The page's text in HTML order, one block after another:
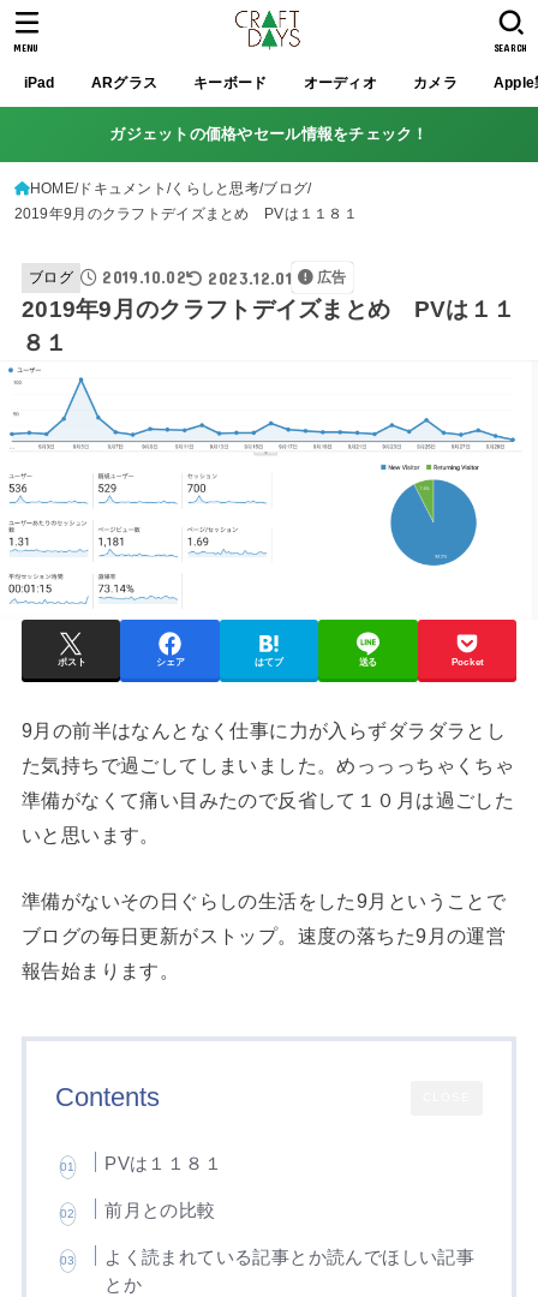
iPad ARグラス キーボード オーディオ カメラ Apple
SEARCH
MENU
ガジェットの価格やセール情報をチェック！
HOME ドキュメント くらしと思考 ブログ
2019年9月のクラフトデイズまとめ PVは１１８１
ブログ 2019.10.02 2023.12.01 広告
2019年9月のクラフトデイズまとめ PVは１１
８１
ポスト シェア はてブ 送る Pocket
9月の前半はなんとなく仕事に力が入らずダラダラとし
た気持ちで過ごしてしまいました。めっっっちゃくちゃ
準備がなくて痛い目みたので反省して１０月は過ごした
いと思います。
準備がないその日ぐらしの生活をした9月ということで
ブログの毎日更新がストップ。速度の落ちた9月の運営
報告始まります。
Contents
PVは１１８１
前月との比較
よく読まれている記事とか読んでほしい記事
とか